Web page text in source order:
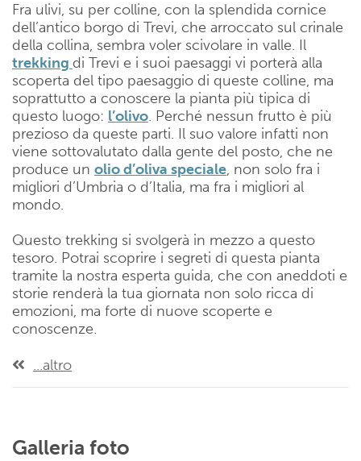
Fra ulivi, su per colline, con la splendida cornice
dell’antico borgo di Trevi, che arroccato sul crinale
della collina, sembra voler scivolare in valle. Il
trekking di Trevi e i suoi paesaggi vi porterà alla
scoperta del tipo paesaggio di queste colline, ma
soprattutto a conoscere la pianta più tipica di
questo luogo: l’olivo. Perché nessun frutto è più
prezioso da queste parti. Il suo valore infatti non
viene sottovalutato dalla gente del posto, che ne
produce un olio d’oliva speciale, non solo fra i
migliori d’Umbria o d’Italia, ma fra i migliori al
mondo.
Questo trekking si svolgerà in mezzo a questo
tesoro. Potrai scoprire i segreti di questa pianta
tramite la nostra esperta guida, che con aneddoti e
storie renderà la tua giornata non solo ricca di
emozioni, ma forte di nuove scoperte e
conoscenze.
...altro
Galleria foto